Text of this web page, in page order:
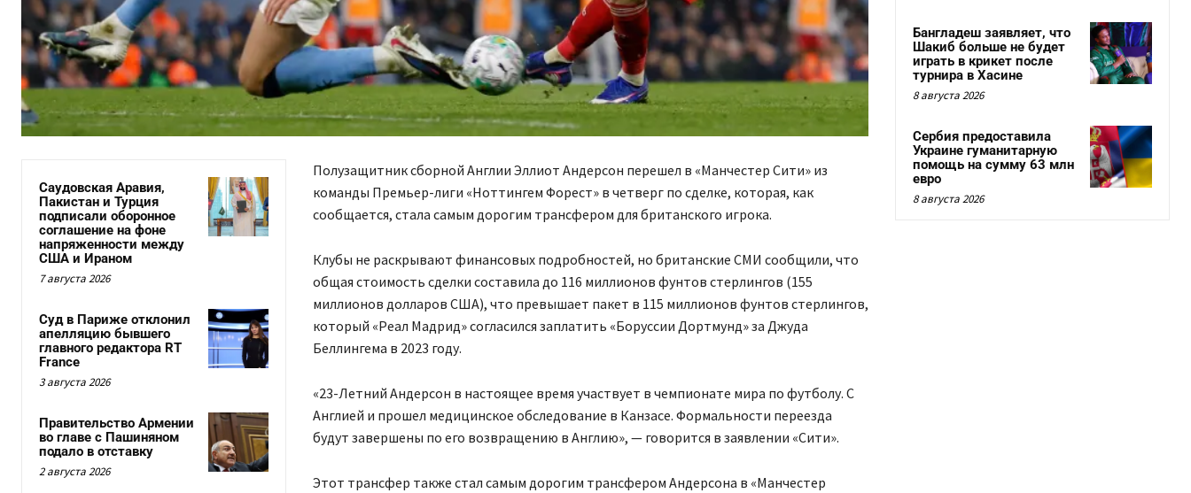
Саудовская Аравия,
Пакистан и Турция
подписали оборонное
соглашение на фоне
напряженности между
США и Ираном
7 августа 2026
Суд в Париже отклонил
апелляцию бывшего
главного редактора RT
France
3 августа 2026
Правительство Армении
во главе с Пашиняном
подало в отставку
2 августа 2026
Полузащитник сборной Англии Эллиот Андерсон перешел в «Манчестер Сити» из
команды Премьер-лиги «Ноттингем Форест» в четверг по сделке, которая, как
сообщается, стала самым дорогим трансфером для британского игрока.
Клубы не раскрывают финансовых подробностей, но британские СМИ сообщили, что
общая стоимость сделки составила до 116 миллионов фунтов стерлингов (155
миллионов долларов США), что превышает пакет в 115 миллионов фунтов стерлингов,
который «Реал Мадрид» согласился заплатить «Боруссии Дортмунд» за Джуда
Беллингема в 2023 году.
«23-Летний Андерсон в настоящее время участвует в чемпионате мира по футболу. С
Англией и прошел медицинское обследование в Канзасе. Формальности переезда
будут завершены по его возвращению в Англию», — говорится в заявлении «Сити».
Этот трансфер также стал самым дорогим трансфером Андерсона в «Манчестер
Бангладеш заявляет, что
Шакиб больше не будет
играть в крикет после
турнира в Хасине
8 августа 2026
Сербия предоставила
Украине гуманитарную
помощь на сумму 63 млн
евро
8 августа 2026